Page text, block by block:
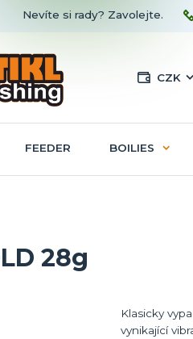
CZK
Nevíte si rady? Zavolejte.
FEEDER BOILIES
28g
Klasicky
vynikající